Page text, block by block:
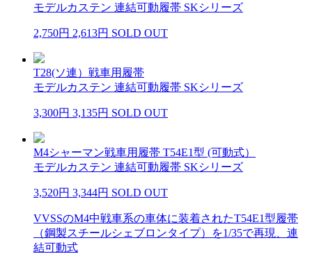
モデルカステン 連結可動履帯 SKシリーズ
2,750円 2,613円 SOLD OUT
T28(ソ連）戦車用履帯
モデルカステン 連結可動履帯 SKシリーズ
3,300円 3,135円 SOLD OUT
M4シャーマン戦車用履帯 T54E1型 (可動式）
モデルカステン 連結可動履帯 SKシリーズ
3,520円 3,344円 SOLD OUT
VVSSのM4中戦車系の車体に装着されたT54E1型履帯
（鋼製スチールシェブロンタイプ）を1/35で再現、連
結可動式